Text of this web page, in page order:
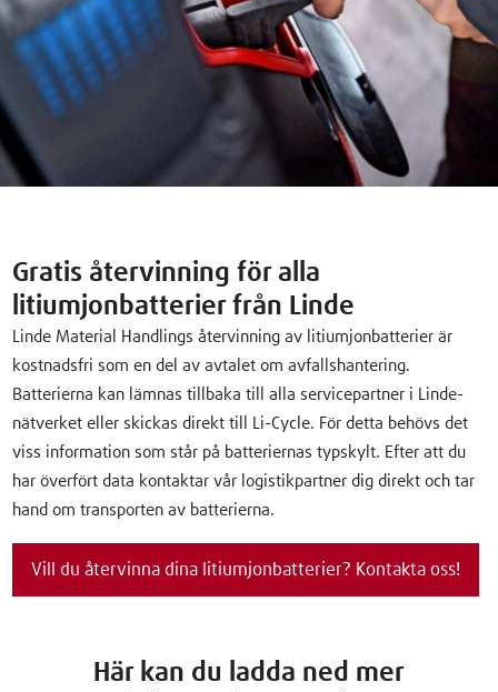
Gratis återvinning för alla
litiumjonbatterier från Linde
Linde Material Handlings återvinning av litiumjonbatterier är
kostnadsfri som en del av avtalet om avfallshantering.
Batterierna kan lämnas tillbaka till alla servicepartner i Linde-
nätverket eller skickas direkt till Li-Cycle. För detta behövs det
viss information som står på batteriernas typskylt. Efter att du
har överfört data kontaktar vår logistikpartner dig direkt och tar
hand om transporten av batterierna.
Vill du återvinna dina litiumjonbatterier? Kontakta oss!
Här kan du ladda ned mer